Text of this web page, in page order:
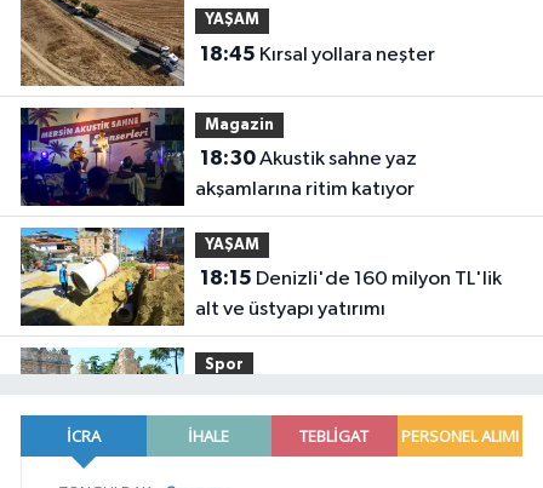
YAŞAM
18:45 Kırsal yollara neşter
Magazin
18:30Akustik sahne yaz
akşamlarına ritim katıyor
YAŞAM
18:15
alt ve üstyapı yatırımı
Spor
İstanbul'da